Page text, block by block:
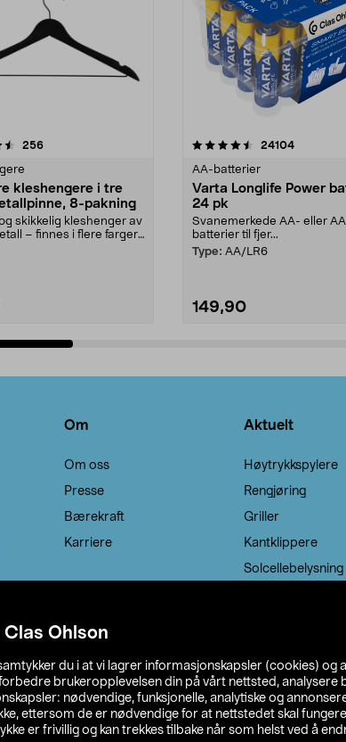
Ohlson
du i at vi lagrer informasjonskapsler (cookies) og
brukeropplevelsen din på vårt nettsted, analysere
nødvendige, funksjonelle, analytiske og
ettersom de er nødvendige for at nettstedet skal
er frivillig og kan trekkes tilbake når som helst ved å
256anmeldelser
kleshengere i tre
8-pakning
skikkelig kleshenger av
– finnes i flere farger.
4.5av 5 stjerner 24104
AA-batterier
Varta Longlife Power
24 pk
Svanemerkede AA- eller
batterier til fjer...
Type: AA/LR6
149,90
4.5av 5 stjerner
Om
Om oss
Presse
Bærekraft
Karriere
Aktuelt
Høytrykkspylere
Rengjøring
Griller
Kantklippere
Solcellebelysning